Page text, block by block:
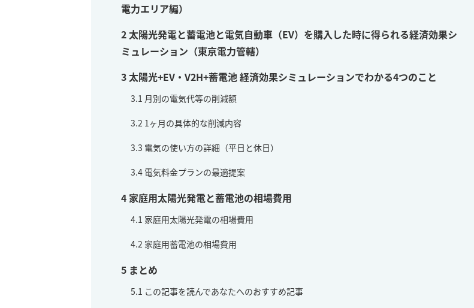
電力エリア編）
2 太陽光発電と蓄電池と電気自動車（EV）を購入した時に得られる経済効果シ
ミュレーション（東京電力管轄）
3 太陽光+EV・V2H+蓄電池 経済効果シミュレーションでわかる4つのこと
3.1 月別の電気代等の削減額
3.2 1ヶ月の具体的な削減内容
3.3 電気の使い方の詳細（平日と休日）
3.4 電気料金プランの最適提案
4 家庭用太陽光発電と蓄電池の相場費用
4.1 家庭用太陽光発電の相場費用
4.2 家庭用蓄電池の相場費用
5 まとめ
5.1 この記事を読んであなたへのおすすめ記事